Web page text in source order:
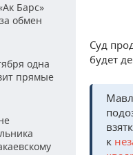
Барс»
обмен
одна
прямые
Суд
будет
к